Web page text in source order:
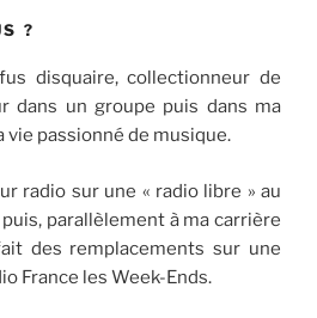
?
disquaire, collectionneur de
dans un groupe puis dans ma
vie passionné de musique.
radio sur une « radio libre » au
parallèlement à ma carrière
des remplacements sur une
France les Week-Ends.